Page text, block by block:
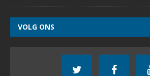
VOLG ONS